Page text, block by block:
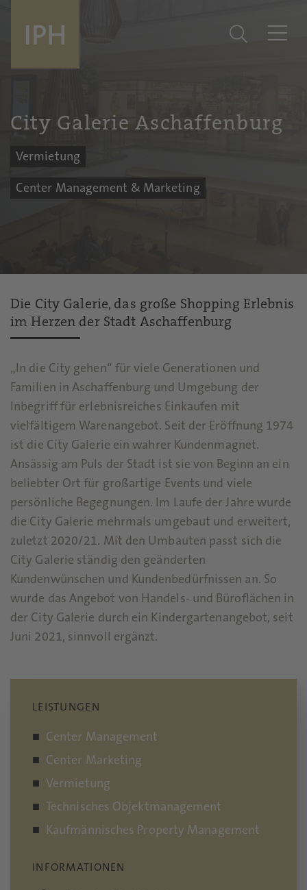
City Galerie Aschaffenburg
Vermietung
Center Management & Marketing
Die City Galerie, das große Shopping Erlebnis
im Herzen der Stadt Aschaffenburg
„In die City gehen“ für viele Generationen und
Familien in Aschaffenburg und Umgebung der
Inbegriff für erlebnisreiches Einkaufen mit
vielfältigem Warenangebot. Seit der Eröffnung 1974
ist die City Galerie ein wahrer Kundenmagnet.
Ansässig am Puls der Stadt ist sie von Beginn an ein
beliebter Ort für großartige Events und viele
persönliche Begegnungen. Im Laufe der Jahre wurde
die City Galerie mehrmals umgebaut und erweitert,
zuletzt 2020/21. Mit den Umbauten passt sich die
City Galerie ständig den geänderten
Kundenwünschen und Kundenbedürfnissen an. So
wurde das Angebot von Handels- und Büroflächen in
der City Galerie durch ein Kindergartenangebot, seit
Juni 2021, sinnvoll ergänzt.
LEISTUNGEN
Center Management
Center Marketing
Vermietung
Technisches Objektmanagement
Kaufmännisches Property Management
INFORMATIONEN